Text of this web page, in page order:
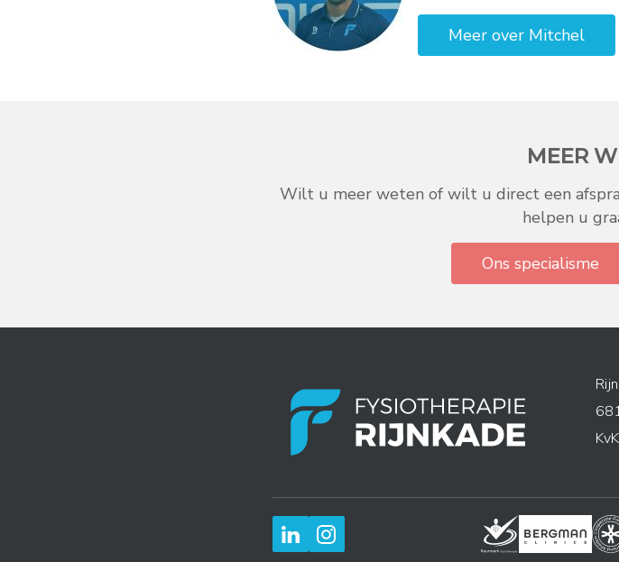
Meer over Mitchel
MEER
Wilt u meer weten of wilt u direct een
helpen u
Ons specialisme